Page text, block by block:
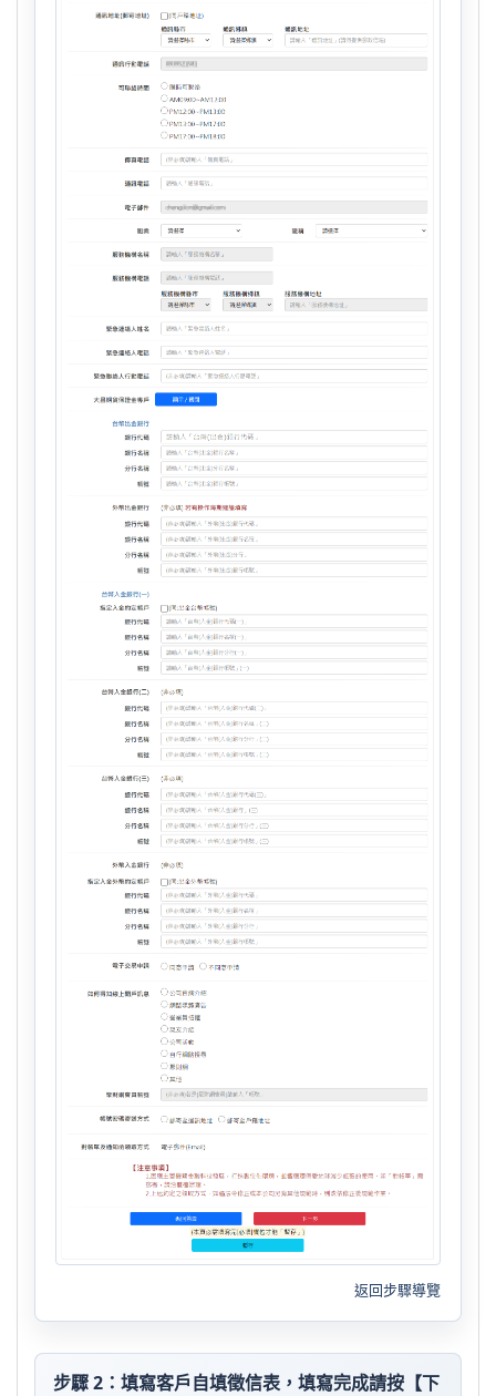
返回步驟導覽
步驟 2：填寫客戶自填徵信表，填寫完成請按【下